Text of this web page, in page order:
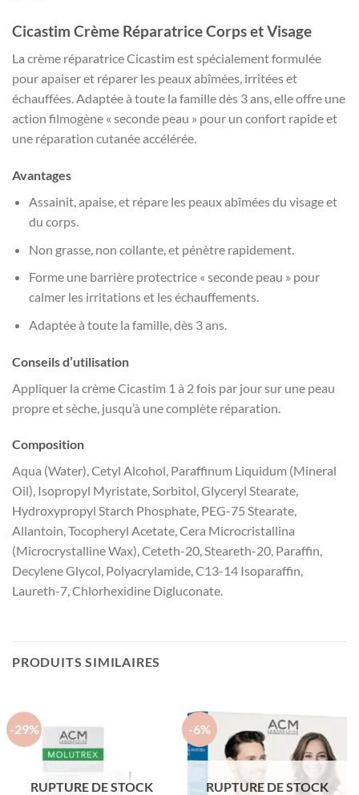
Cicastim Crème Réparatrice Corps et Visage
La crème réparatrice Cicastim est spécialement formulée
pour apaiser et réparer les peaux abîmées, irritées et
échauffées. Adaptée à toute la famille dès 3 ans, elle offre une
action filmogène « seconde peau » pour un confort rapide et
une réparation cutanée accélérée.
Avantages
Assainit, apaise, et répare les peaux abîmées du visage et
du corps.
Non grasse, non collante, et pénètre rapidement.
Forme une barrière protectrice « seconde peau » pour
calmer les irritations et les échauffements.
Adaptée à toute la famille, dès 3 ans.
Conseils d’utilisation
Appliquer la crème Cicastim 1 à 2 fois par jour sur une peau
propre et sèche, jusqu’à une complète réparation.
Composition
Aqua (Water), Cetyl Alcohol, Paraffinum Liquidum (Mineral
Oil), Isopropyl Myristate, Sorbitol, Glyceryl Stearate,
Hydroxypropyl Starch Phosphate, PEG-75 Stearate,
Allantoin, Tocopheryl Acetate, Cera Microcristallina
(Microcrystalline Wax), Ceteth-20, Steareth-20, Paraffin,
Decylene Glycol, Polyacrylamide, C13-14 Isoparaffin,
Laureth-7, Chlorhexidine Digluconate.
PRODUITS SIMILAIRES
-29%
RUPTURE DE STOCK
-6%
RUPTURE DE STOCK